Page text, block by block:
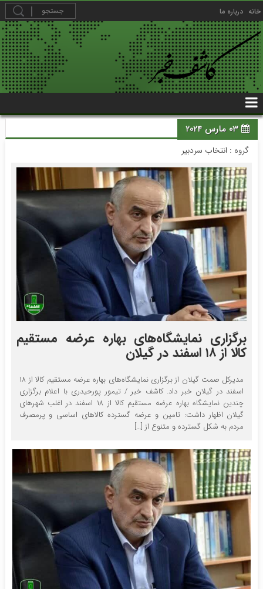
خانه درباره ما
03 مارس 2024
گروه : انتخاب سردبیر
برگزاری نمایشگاه‌های بهاره عرضه مستقیم
کالا از ۱۸ اسفند در گیلان
مدیرکل صمت گیلان از برگزاری نمایشگاه‌های بهاره عرضه مستقیم کالا از ۱۸
اسفند در گیلان خبر داد. کاشف خبر / تیمور پورحیدری با اعلام برگزاری
چندین نمایشگاه بهاره عرضه مستقیم کالا از ۱۸ اسفند در اغلب شهرهای
گیلان اظهار داشت: تامین و عرضه گسترده کالاهای اساسی و پرمصرف
مردم به شکل گسترده و متنوع از […]